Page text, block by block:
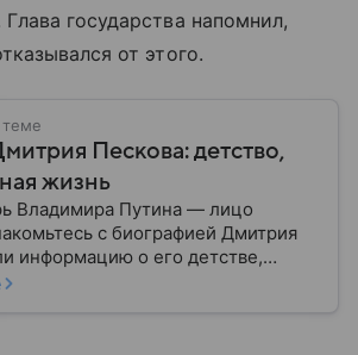
государства напомнил,
от этого.
теме
Пескова: детство,
жизнь
Владимира Путина — лицо
с биографией Дмитрия
информацию о его детстве,
наградах и политических